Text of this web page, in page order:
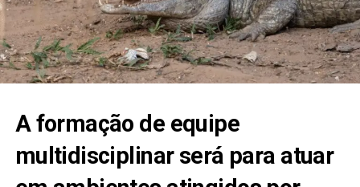
A formação de equipe
multidisciplinar será para atuar